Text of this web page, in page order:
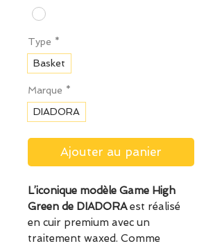
Type *
Basket
Marque *
DIADORA
Ajouter au panier
L’iconique modèle Game High
Green de DIADORAest réalisé
en cuir premium avec un
traitement waxed. Comme